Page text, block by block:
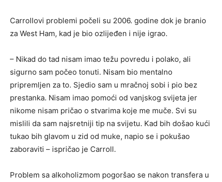
Carrollovi problemi počeli su 2006. godine dok je branio
za West Ham, kad je bio ozlijeđen i nije igrao.
– Nikad do tad nisam imao težu povredu i polako, ali
sigurno sam počeo tonuti. Nisam bio mentalno
pripremljen za to. Sjedio sam u mračnoj sobi i pio bez
prestanka. Nisam imao pomoći od vanjskog svijeta jer
nikome nisam pričao o stvarima koje me muče. Svi su
mislili da sam najsretniji tip na svijetu. Kad bih došao kući
tukao bih glavom u zid od muke, napio se i pokušao
zaboraviti – ispričao je Carroll.
Problem sa alkoholizmom pogoršao se nakon transfera u